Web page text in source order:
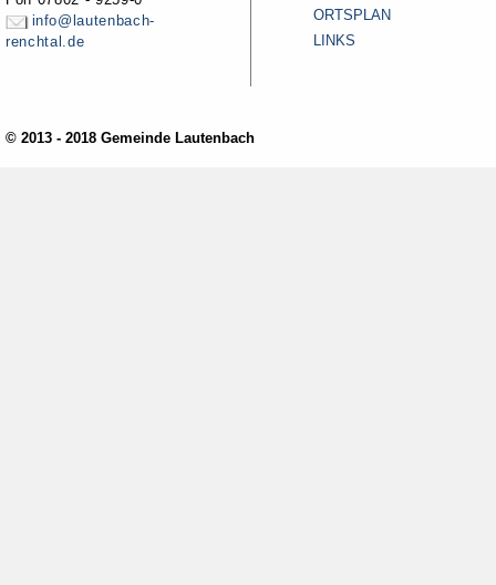
info@lautenbach-
renchtal.de
ORTSPLAN
LINKS
© 2013 - 2018 Gemeinde Lautenbach